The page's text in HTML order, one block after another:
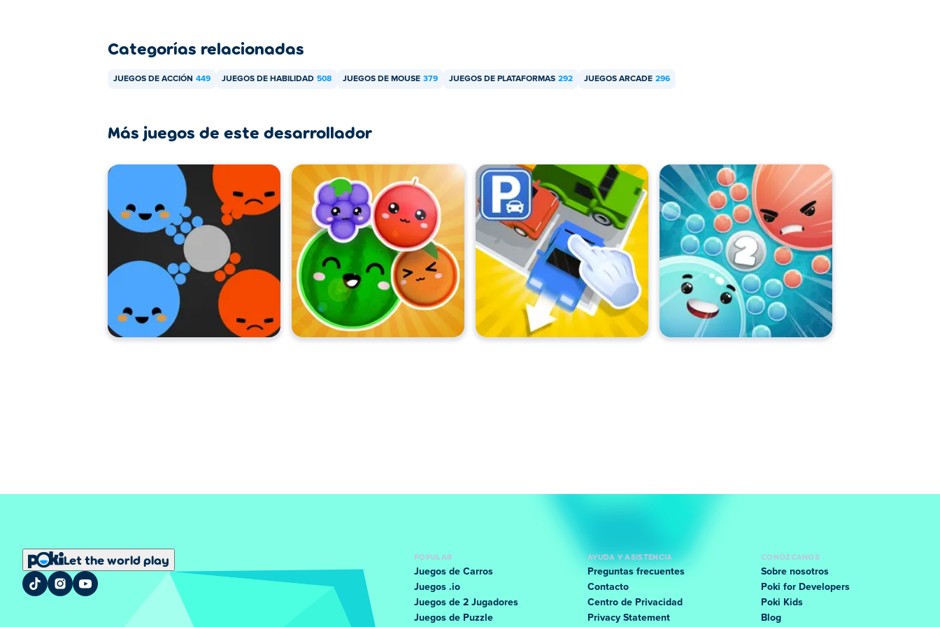
Categorías relacionadas
JUEGOS DE ACCIÓN 449 JUEGOS DE HABILIDAD 508 JUEGOS DE MOUSE 379 JUEGOS DE PLATAFORMAS 292 JUEGOS ARCADE 296
Más juegos de este desarrollador
Let the world play
POPULAR
Juegos de Carros
Juegos .io
Juegos de 2 Jugadores
Juegos de Puzzle
AYUDA Y ASISTENCIA
Preguntas frecuentes
Contacto
Centro de Privacidad
Privacy Statement
CONÓZCANOS
Sobre nosotros
Poki for Developers
Poki Kids
Blog